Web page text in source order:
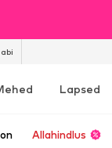
Lapsed
Allahindlus